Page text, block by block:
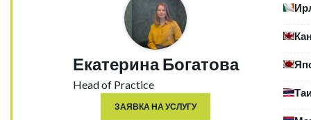
Екатерина Богатова
Head of Practice
ЗАЯВКА НА УСЛУГУ